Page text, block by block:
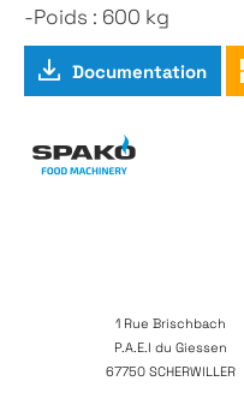
-Poids : 600 kg
Documentation
1 Rue Brischbach
P.A.E.I du Giessen
67750 SCHERWILLER